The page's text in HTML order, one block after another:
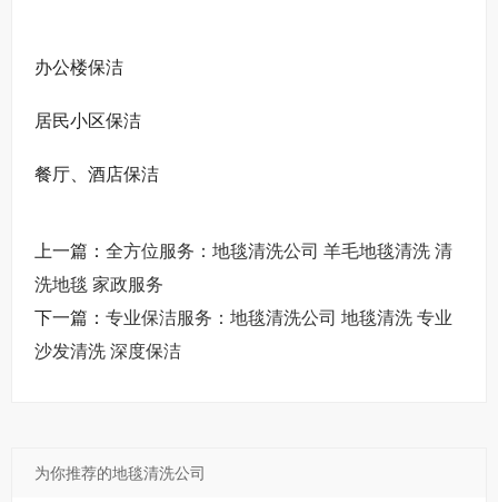
办公楼保洁
居民小区保洁
餐厅、酒店保洁
上一篇： 全方位服务：地毯清洗公司 羊毛地毯清洗 清
洗地毯 家政服务
下一篇： 专业保洁服务：地毯清洗公司 地毯清洗 专业
沙发清洗 深度保洁
为你推荐的地毯清洗公司